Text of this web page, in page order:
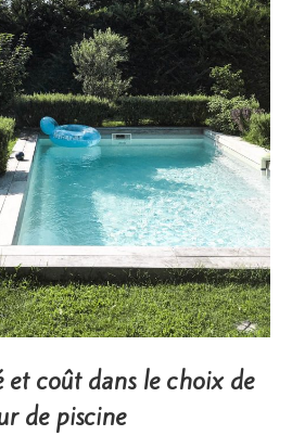
coût dans le choix de
de piscine